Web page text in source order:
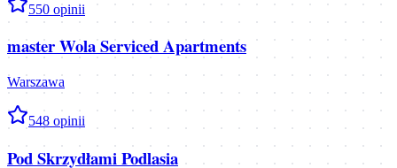
550 opinii
master Wola Serviced Apartments
Warszawa
548 opinii
Pod Skrzydłami Podlasia